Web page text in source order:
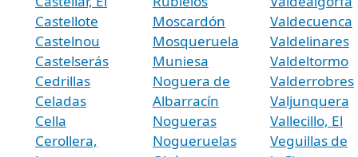
Castellote
Castelnou
Castelserás
Cedrillas
Celadas
Cella
Cerollera,
Moscardón
Mosqueruela
Muniesa
Noguera de
Albarracín
Nogueras
Nogueruelas
Valdecuenca
Valdelinares
Valdeltormo
Valderrobres
Valjunquera
Vallecillo, El
Veguillas de